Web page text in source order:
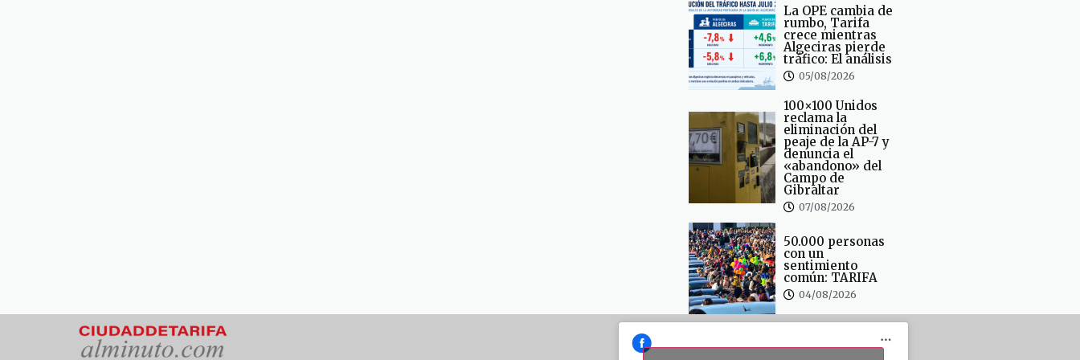
La OPE cambia de
rumbo, Tarifa
crece mientras
Algeciras pierde
tráfico: El análisis
05/08/2026
100×100 Unidos
reclama la
eliminación del
peaje de la AP-7 y
denuncia el
«abandono» del
Campo de
Gibraltar
07/08/2026
50.000 personas
con un
sentimiento
común: TARIFA
04/08/2026